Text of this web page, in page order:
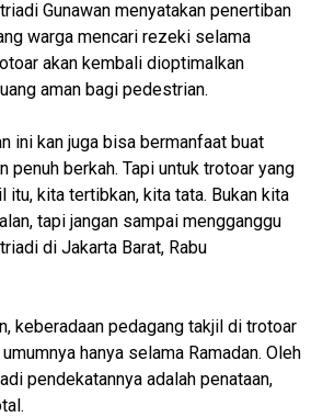
Gunawan menyatakan penertiban
warga mencari rezeki selama
akan kembali dioptimalkan
aman bagi pedestrian.
ini kan juga bisa bermanfaat buat
penuh berkah. Tapi untuk trotoar yang
itu, kita tertibkan, kita tata. Bukan kita
tapi jangan sampai mengganggu
di Jakarta Barat, Rabu
keberadaan pedagang takjil di trotoar
hanya selama Ramadan. Oleh
pendekatannya adalah penataan,